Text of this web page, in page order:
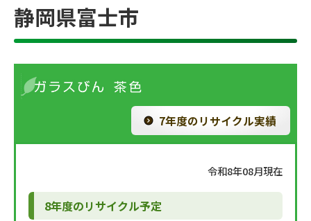
静岡県富士市
7年度のリサイクル実績
令和8年08月現在
8年度のリサイクル予定